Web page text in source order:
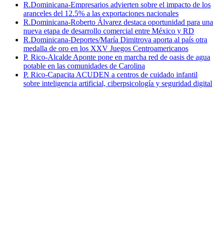
R.Dominicana-Empresarios advierten sobre el impacto de los
aranceles del 12.5% a las exportaciones nacionales
R.Dominicana-Roberto Álvarez destaca oportunidad para una
nueva etapa de desarrollo comercial entre México y RD
R.Dominicana-Deportes/María Dimitrova aporta al país otra
medalla de oro en los XXV Juegos Centroamericanos
P. Rico-Alcalde Aponte pone en marcha red de oasis de agua
potable en las comunidades de Carolina
P. Rico-Capacita ACUDEN a centros de cuidado infantil
sobre inteligencia artificial, ciberpsicología y seguridad digital